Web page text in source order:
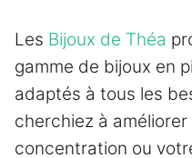
Les Bijoux de Théa
gamme de bijoux en
adaptés à tous les
cherchiez à
concentration ou